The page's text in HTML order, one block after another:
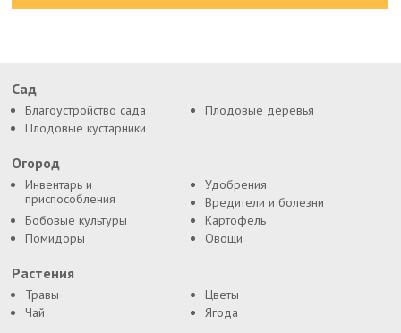
Сад
Благоустройство сада
Плодовые деревья
Плодовые кустарники
Огород
Инвентарь и
приспособления
Удобрения
Вредители и болезни
Бобовые культуры
Картофель
Помидоры
Овощи
Растения
Травы
Цветы
Чай
Ягода